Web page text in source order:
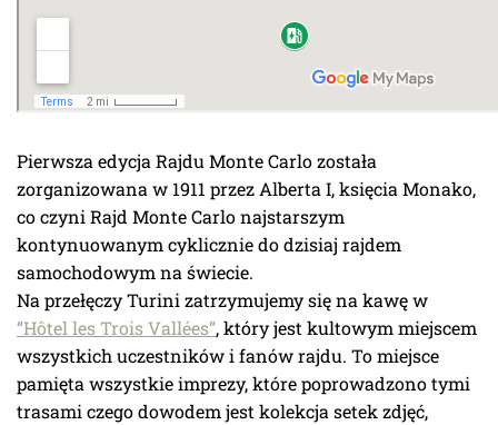
Pierwsza edycja Rajdu Monte Carlo została
zorganizowana w 1911 przez Alberta I, księcia Monako,
co czyni Rajd Monte Carlo najstarszym
kontynuowanym cyklicznie do dzisiaj rajdem
samochodowym na świecie.
Na przełęczy Turini zatrzymujemy się na kawę w
“Hôtel les Trois Vallées”, który jest kultowym miejscem
wszystkich uczestników i fanów rajdu. To miejsce
pamięta wszystkie imprezy, które poprowadzono tymi
trasami czego dowodem jest kolekcja setek zdjęć,